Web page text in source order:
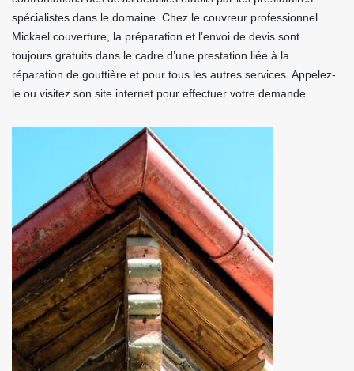
spécialistes dans le domaine. Chez le couvreur professionnel
Mickael couverture, la préparation et l’envoi de devis sont
toujours gratuits dans le cadre d’une prestation liée à la
réparation de gouttière et pour tous les autres services. Appelez-
le ou visitez son site internet pour effectuer votre demande.